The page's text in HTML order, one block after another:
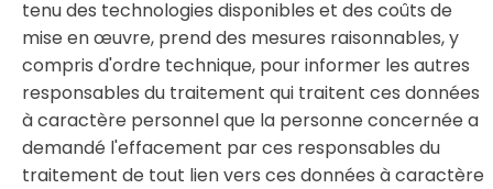
tenu des technologies disponibles et des coûts de
mise en œuvre, prend des mesures raisonnables, y
compris d'ordre technique, pour informer les autres
responsables du traitement qui traitent ces données
à caractère personnel que la personne concernée a
demandé l'effacement par ces responsables du
traitement de tout lien vers ces données à caractère